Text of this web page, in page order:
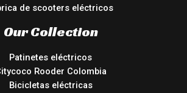
de scooters eléctricos
Our Collection
Patinetes eléctricos
Rooder Colombia
Bicicletas eléctricas